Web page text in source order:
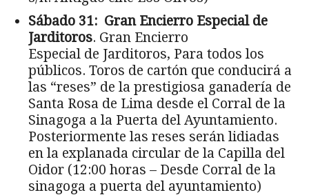
Sábado 31: Gran Encierro Especial de
Jarditoros. Gran Encierro
Especial de Jarditoros, Para todos los
públicos. Toros de cartón que conducirá a
las “reses” de la prestigiosa ganadería de
Santa Rosa de Lima desde el Corral de la
Sinagoga a la Puerta del Ayuntamiento.
Posteriormente las reses serán lidiadas
en la explanada circular de la Capilla del
Oidor (12:00 horas – Desde Corral de la
sinagoga a puerta del ayuntamiento)